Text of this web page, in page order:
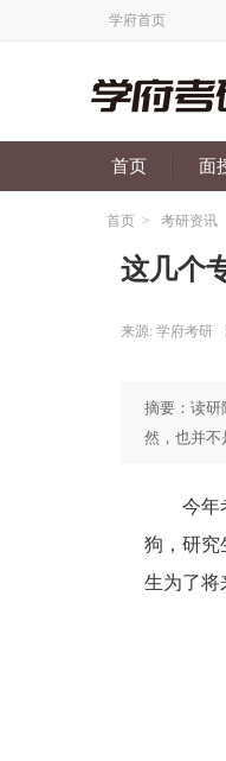
学府首页
首页 面
首页 > 考研资讯
这几个
来源: 学府考研
摘要：读研
然，也并不
今年考
狗，研究
生为了将